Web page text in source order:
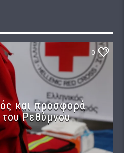
0
και προσφορά
Ρεθύμνου